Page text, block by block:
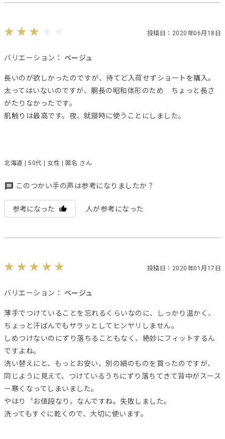
投稿日：2020年06月18日
バリエーション： ベージュ
長いのが欲しかったのですが、待てど入荷せずショートを購入。
太ってはいないのですが、胴長の昭和体形のため ちょっと長さ
がたりなかったです。
肌触りは最高です。夜、就寝時に使うことにしました。
北海道 | 50代 | 女性 | 匿名 さん
このつかい手の声は参考になりましたか？
参考になった 人が参考になった
投稿日：2020年01月17日
バリエーション： ベージュ
薄手でつけていることを忘れるくらいなのに、しっかり温かく、
ちょっと汗ばんでもサラッとしてヒンヤリしません。
しめつけないのにずり落ちることもなく、絶妙にフィットするん
ですよね。
洗い替えにと、もっとお安い、別の絹のものを買ったのですが、
同じように見えて、つけているうちにずり落ちてきて背中がスース
ー寒くなってしまいました。
やはり〝お値段なり〟なんですね。失敗しました。
洗ってもすぐに乾くので、大切に使います。